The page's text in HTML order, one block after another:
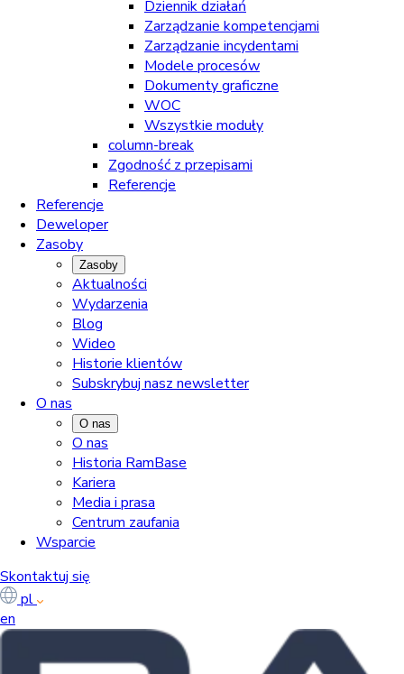
Dziennik działań
Zarządzanie kompetencjami
Zarządzanie incydentami
Modele procesów
Dokumenty graficzne
WOC
Wszystkie moduły
column-break
Zgodność z przepisami
Referencje
Referencje
Deweloper
Zasoby
Zasoby
Aktualności
Wydarzenia
Blog
Wideo
Historie klientów
Subskrybuj nasz newsletter
O nas
O nas
O nas
Historia RamBase
Kariera
Media i prasa
Centrum zaufania
Wsparcie
Skontaktuj się
pl
en